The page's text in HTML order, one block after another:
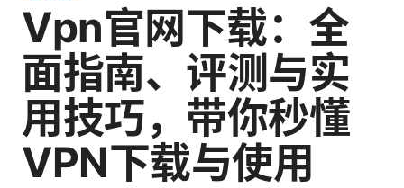
Vpn官网下载：全
面指南、评测与实
用技巧，带你秒懂
VPN下载与使用